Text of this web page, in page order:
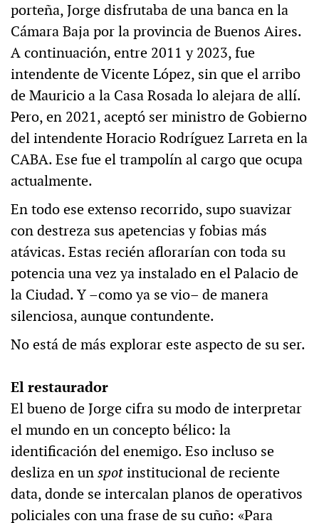
porteña, Jorge disfrutaba de una banca en la
Cámara Baja por la provincia de Buenos Aires.
A continuación, entre 2011 y 2023, fue
intendente de Vicente López, sin que el arribo
de Mauricio a la Casa Rosada lo alejara de allí.
Pero, en 2021, aceptó ser ministro de Gobierno
del intendente Horacio Rodríguez Larreta en la
CABA. Ese fue el trampolín al cargo que ocupa
actualmente.
En todo ese extenso recorrido, supo suavizar
con destreza sus apetencias y fobias más
atávicas. Estas recién aflorarían con toda su
potencia una vez ya instalado en el Palacio de
la Ciudad. Y –como ya se vio– de manera
silenciosa, aunque contundente.
No está de más explorar este aspecto de su ser.
El restaurador
El bueno de Jorge cifra su modo de interpretar
el mundo en un concepto bélico: la
identificación del enemigo. Eso incluso se
desliza en unspotinstitucional de reciente
data, donde se intercalan planos de operativos
policiales con una frase de su cuño: «Para